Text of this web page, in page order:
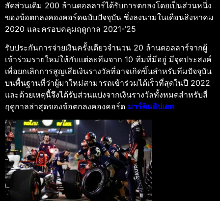
สัดส่วนเดิม 200 ล้านดอลลาร์ได้รับการตกลงโดยเป็นส่วนหนึ่ง
ของข้อตกลงคองคอร์ดฉบับปัจจุบัน ซึ่งลงนามในเดือนสิงหาคม
2020 และครอบคลุมฤดูกาล 2021-’25
รับประกันการจ่ายเงินครั้งเดียวจำนวน 20 ล้านดอลลาร์จากผู้
เข้าร่วมรายใหม่ให้กับแต่ละทีมจาก 10 ทีมที่มีอยู่ มีจุดประสงค์
เพื่อยกเลิกการสูญเสียเงินรางวัลที่อาจเกิดขึ้นสำหรับทีมปัจจุบัน
บนพื้นฐานที่ว่าผู้มาใหม่สามารถเข้าร่วมได้เร็วที่สุดในปี 2022
และด้วยเหตุนี้จึงได้รับส่วนแบ่งจากเงินรางวัลทั้งหมดสำหรับสี่
ฤดูกาลล่าสุดของข้อตกลงคองคอร์ด มาร์ตินอัปเดต